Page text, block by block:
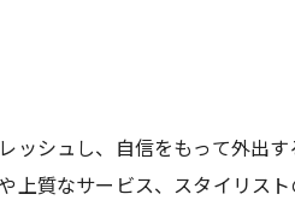
ッシュし、自信をもって外出
上質なサービス、スタイリス